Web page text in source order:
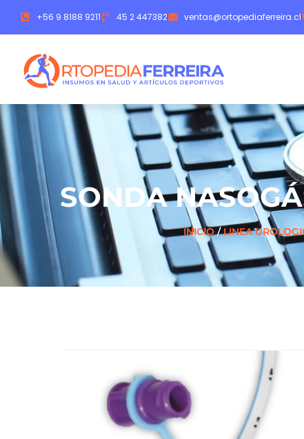
+56 9 8188 9211 45 2 447382 ventas@ortopediaferreira.cl
SONDA
INICIO/LINEA